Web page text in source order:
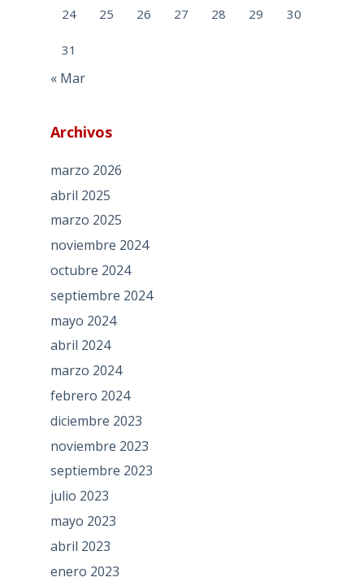
24 25 26 27 28 29 30
31
« Mar
Archivos
marzo 2026
abril 2025
marzo 2025
noviembre 2024
octubre 2024
septiembre 2024
mayo 2024
abril 2024
marzo 2024
febrero 2024
diciembre 2023
noviembre 2023
septiembre 2023
julio 2023
mayo 2023
abril 2023
enero 2023